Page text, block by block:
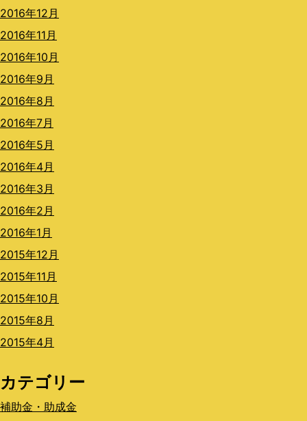
2016年12月
2016年11月
2016年10月
2016年9月
2016年8月
2016年7月
2016年5月
2016年4月
2016年3月
2016年2月
2016年1月
2015年12月
2015年11月
2015年10月
2015年8月
2015年4月
カテゴリー
補助金・助成金